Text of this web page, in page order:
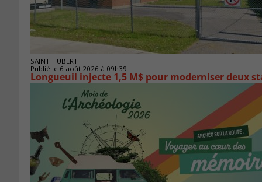
SAINT-HUBERT
Publié le 6 août 2026 à 09h39
Longueuil injecte 1,5 M$ pour moderniser deux